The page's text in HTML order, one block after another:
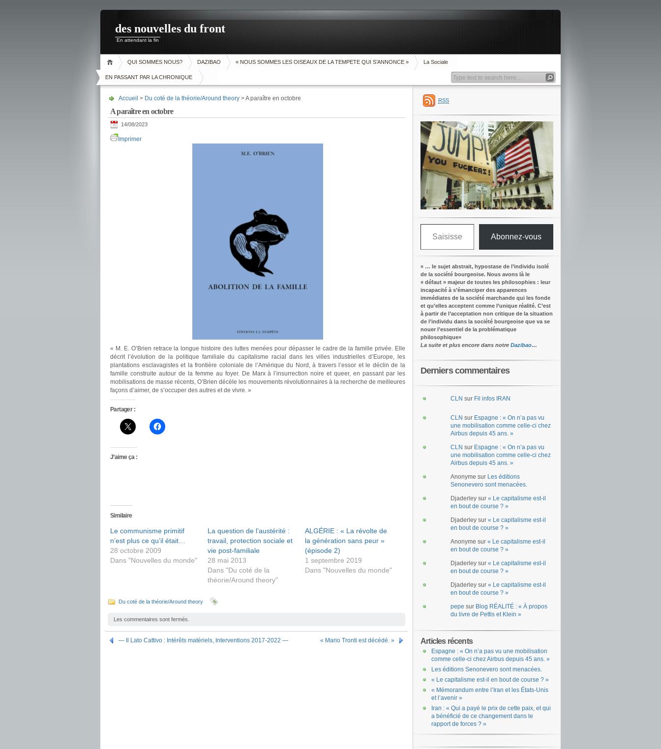
des nouvelles du front
En attendant la fin
QUI SOMMES NOUS? DAZIBAO « NOUS SOMMES LES OISEAUX DE LA TEMPETE QUI S’ANNONCE » La Sociale
EN PASSANT PAR LA CHRONIQUE
Accueil > Du coté de la théorie/Around theory > A paraître en octobre
A paraître en octobre
14/08/2023
Imprimer
« M. E. O’Brien retrace la longue histoire des luttes menées pour dépasser le cadre de la famille privée. Elle
décrit l’évolution de la politique familiale du capitalisme racial dans les villes industrielles d’Europe, les
plantations esclavagistes et la frontière coloniale de l’Amérique du Nord, à travers l’essor et le déclin de la
famille construite autour de la femme au foyer. De Marx à l’insurrection noire et queer, en passant par les
mobilisations de masse récents, O’Brien décèle les mouvements révolutionnaires à la recherche de meilleures
façons d’aimer, de s’occuper des autres et de vivre. »
Partager :
J’aime ça :
Similaire
Le communisme primitif
n’est plus ce qu’il était…
28 octobre 2009
Dans "Nouvelles du monde"
La question de l’austérité :
travail, protection sociale et
vie post-familiale
28 mai 2013
Dans "Du coté de la
théorie/Around theory"
ALGÉRIE : « La révolte de
la génération sans peur »
(épisode 2)
1 septembre 2019
Dans "Nouvelles du monde"
Du coté de la théorie/Around theory
Les commentaires sont fermés.
— Il Lato Cattivo : Intérêts matériels, Interventions 2017-2022 — « Mario Tronti est décédé. »
RSS
Saisissez votre adresse e-mail…
Abonnez-vous
« … le sujet abstrait, hypostase de l’individu isolé
de la société bourgeoise. Nous avons là le
« défaut » majeur de toutes les philosophies : leur
incapacité à s’émanciper des apparences
immédiates de la société marchande qui les fonde
et qu’elles acceptent comme l’unique réalité. C’est
à partir de l’acceptation non critique de la situation
de l’individu dans la société bourgeoise que va se
nouer l’essentiel de la problématique
philosophique»
La suite et plus encore dans notre Dazibao…
Derniers commentaires
CLN sur Fil infos IRAN
CLN sur Espagne : « On n’a pas vu
une mobilisation comme celle-ci chez
Airbus depuis 45 ans. »
CLN sur Espagne : « On n’a pas vu
une mobilisation comme celle-ci chez
Airbus depuis 45 ans. »
Anonyme sur Les éditions
Senonevero sont menacées.
Djaderley sur « Le capitalisme est-il
en bout de course ? »
Djaderley sur « Le capitalisme est-il
en bout de course ? »
Anonyme sur « Le capitalisme est-il
en bout de course ? »
Djaderley sur « Le capitalisme est-il
en bout de course ? »
Djaderley sur « Le capitalisme est-il
en bout de course ? »
pepe sur Blog RÉALITÉ : « À propos
du livre de Pettis et Klein »
Articles récents
Espagne : « On n’a pas vu une mobilisation
comme celle-ci chez Airbus depuis 45 ans. »
Les éditions Senonevero sont menacées.
« Le capitalisme est-il en bout de course ? »
« Mémorandum entre l’Iran et les États-Unis
et l’avenir »
Iran : « Qui a payé le prix de cette paix, et qui
a bénéficié de ce changement dans le
rapport de forces ? »